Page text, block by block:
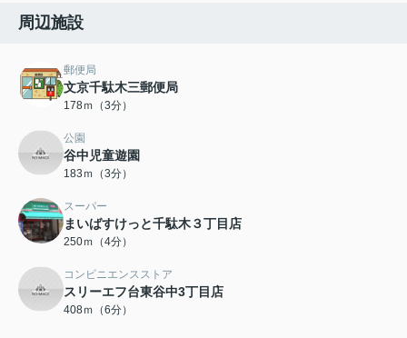
周辺施設
郵便局
文京千駄木三郵便局
178ｍ（3分）
公園
谷中児童遊園
183ｍ（3分）
スーパー
まいばすけっと千駄木３丁目店
250ｍ（4分）
コンビニエンスストア
スリーエフ台東谷中3丁目店
408ｍ（6分）